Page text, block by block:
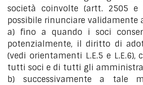
società coinvolte (artt. 2505 e
possibile rinunciare validamente
a) fino a quando i soci
potenzialmente, il diritto di
(vedi orientamenti L.E.5 e L.E.6),
tutti soci e di tutti gli
b) successivamente a tale